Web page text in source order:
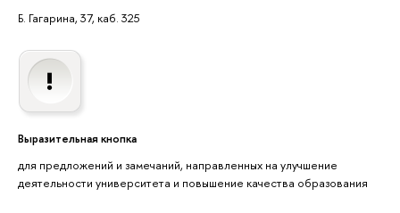
Б. Гагарина, 37, каб. 325
Выразительная кнопка
для предложений и замечаний, направленных на улучшение
деятельности университета и повышение качества образования